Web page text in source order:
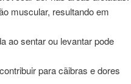
muscular, resultando em
ao sentar ou levantar pode
para cãibras e dores